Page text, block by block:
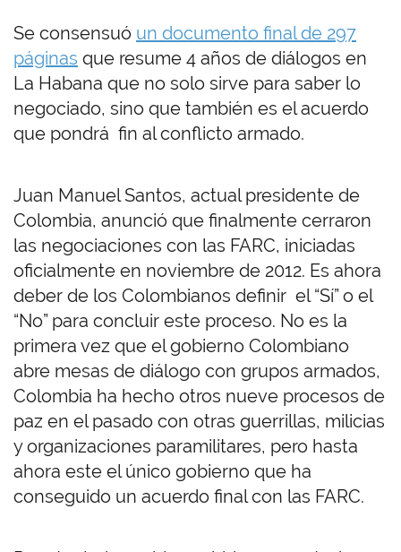
Se consensuó un documento final de 297
páginas que resume 4 años de diálogos en
La Habana que no solo sirve para saber lo
negociado, sino que también es el acuerdo
que pondrá fin al conflicto armado.
Juan Manuel Santos, actual presidente de
Colombia, anunció que finalmente cerraron
las negociaciones con las FARC, iniciadas
oficialmente en noviembre de 2012. Es ahora
deber de los Colombianos definir el “Sí” o el
“No” para concluir este proceso. No es la
primera vez que el gobierno Colombiano
abre mesas de diálogo con grupos armados,
Colombia ha hecho otros nueve procesos de
paz en el pasado con otras guerrillas, milicias
y organizaciones paramilitares, pero hasta
ahora este el único gobierno que ha
conseguido un acuerdo final con las FARC.